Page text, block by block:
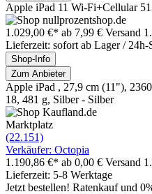
Apple iPad 11 Wi-Fi+Cellular
1.029,00 €* ab 7,99 € Versand
Lieferzeit: sofort ab Lager / 24h-
Shop-Info
Zum Anbieter
Apple iPad , 27,9 cm (11"),
18, 481 g, Silber - Silber
Marktplatz
(22.151)
Verkäufer: Octopia
1.190,86 €* ab 0,00 € Versand
Lieferzeit: 5-8 Werktage
Jetzt bestellen! Ratenkauf und